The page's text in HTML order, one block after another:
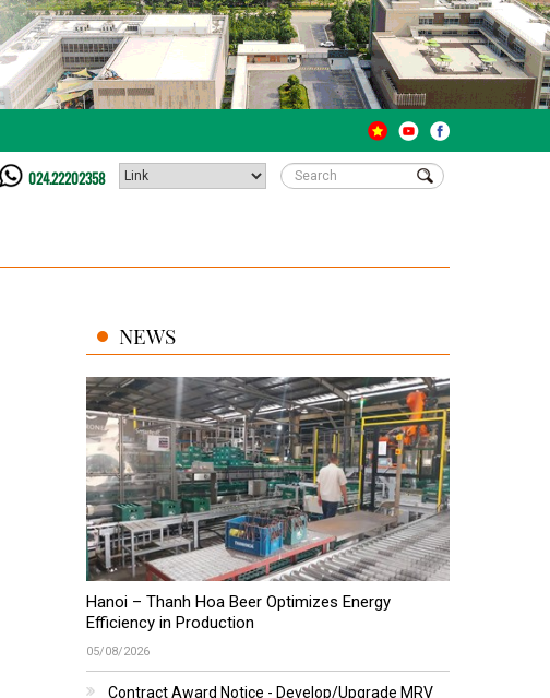
024.22202358
NEWS
Hanoi – Thanh Hoa Beer Optimizes Energy
Efficiency in Production
05/08/2026
Contract Award Notice - Develop/Upgrade MRV